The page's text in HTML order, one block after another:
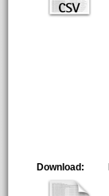
Download: